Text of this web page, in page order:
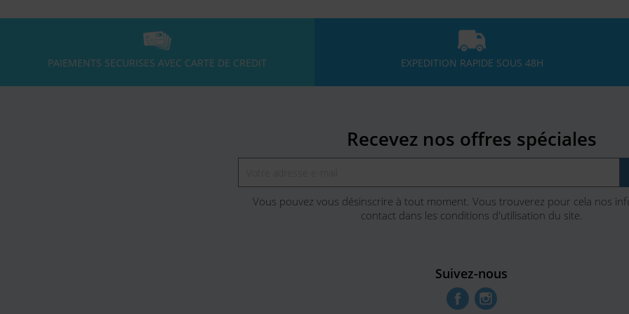
PAIEMENTS SECURISES AVEC CARTE DE CREDIT EXPEDITION RAPIDE SOUS 48H
Recevez nos offres spéciales
Vous pouvez vous désinscrire à tout moment. Vous trouverez pour cela nos
contact dans les conditions d'utilisation du site.
Suivez-nous
FacebookInstagram